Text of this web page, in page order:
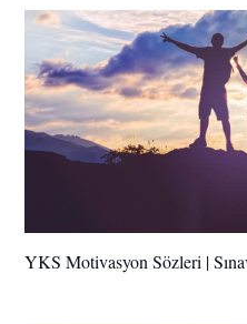
YKS Motivasyon Sözleri |